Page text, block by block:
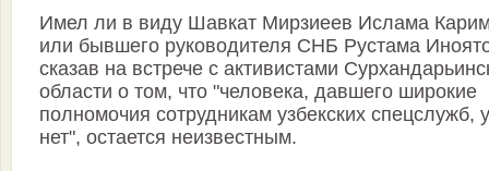
Имел ли в виду Шавкат Мирзиеев Ислама
или бывшего руководителя СНБ Рустама
сказав на встрече с активистами
области о том, что "человека, давшего широкие
полномочия сотрудникам узбекских спецслужб,
нет", остается неизвестным.